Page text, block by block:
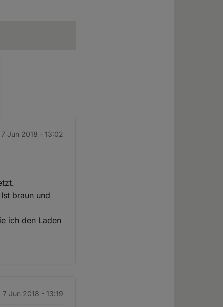
7 Jun 2018 - 13:02
braun und
ich den Laden
7 Jun 2018 - 13:19